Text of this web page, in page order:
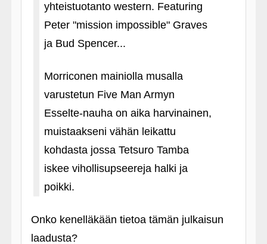
yhteistuotanto western. Featuring
Peter "mission impossible" Graves
ja Bud Spencer...
Morriconen mainiolla musalla
varustetun Five Man Armyn
Esselte-nauha on aika harvinainen,
muistaakseni vähän leikattu
kohdasta jossa Tetsuro Tamba
iskee vihollisupseereja halki ja
poikki.
Onko kenelläkään tietoa tämän julkaisun
laadusta?